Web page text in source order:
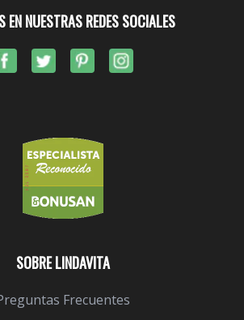
SOBRE LINDAVITA
Frecuentes
EN NUESTRAS REDES SOCIALES